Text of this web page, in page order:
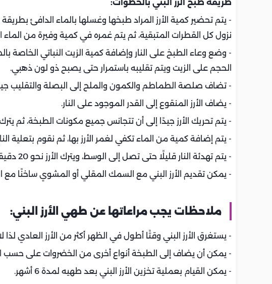
طريقة طبخ الرز البني بالخطوات:
- يتم تحضير كمية الأرز المراد طبخها وغسلها بالماء الدافئ
نزول كل القطرات المتبقية، ثم يتم غمره في كمية وفيرة من
- وضع وعاء الطبخ على النار وإضافة كمية الزيت النباتي الخاصة
الحجم على الزيت ويتم تقليبه باستمرار حتى يصبح ذو لون ذهبي.
- تضاف صلصة الطماطم والكمون والملح إلى البصلة والتقليب
- يضاف الأرز المنقوع إلى القدر الموجود على النار.
- يتم تحريك الأرز جيدًا إلى أن تتجانس جميع مكونات الطبخة، ثم
- يتم إضافة كمية من الماء تكفي لغمر الأرز بها، ثم نقوم بتعلية
- يتم تهدئة النار قليلًا حتى تصل إلى الوسط، ويترك الأرز نحو 20 دقيقة حتى تمام النضج.
- يمكن تقديم الأرز البني مع السمك المقلي أو المشوي ساخنًا مع
ملاحظات يجب مراعاتها عن طهي الأرز البني:
- يستغرق الأرز البني وقتًا أطول في الظهر أكثر من الأرز العادي
- يمكن أن يضاف إلى الطبخة أنواع أخرى من الخضروات على حسب
- يمكن القيام بعملية تخزين الأرز البني بعد طهيه لمدة 6 أشهر.